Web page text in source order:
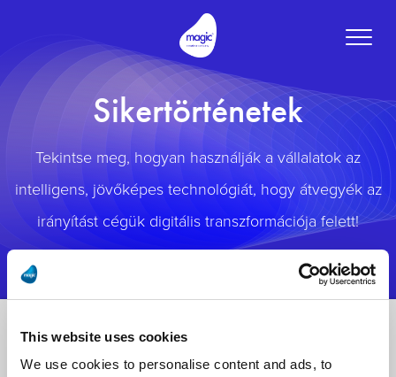
This website uses cookies
We use cookies to personalise content and ads, to
Toggle
Sikertörténetek
Tekintse meg, hogyan használják a vállalatok az
intelligens, jövőképes technológiát, hogy átvegyék az
irányítást cégük digitális transzformációja felett!